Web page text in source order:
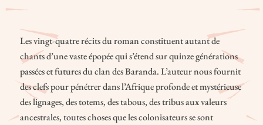
Les vingt-quatre récits du roman constituent autant de
chants d’une vaste épopée qui s’étend sur quinze générations
passées et futures du clan des Baranda. L’auteur nous fournit
des clefs pour pénétrer dans l’Afrique profonde et mystérieuse
des lignages, des totems, des tabous, des tribus aux valeurs
ancestrales, toutes choses que les colonisateurs se sont